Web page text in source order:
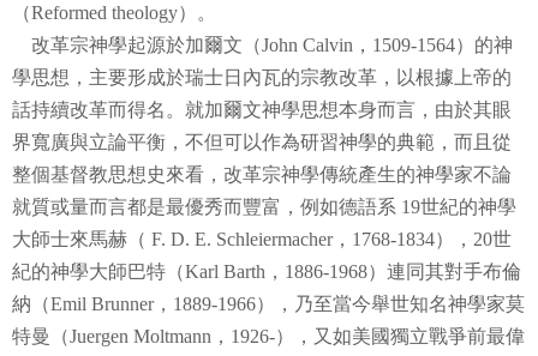
研究計畫
基研出版品
學術研究會議
（Reformed theology）。
改革宗神學起源於加爾文（John Calvin ， 1509-1564）的神
學思想，主要形成於瑞士日內瓦的宗教改革，以根據上帝的
話持續改革而得名。就加爾文神學思想本身而言，由於其眼
界寬廣與立論平衡，不但可以作為研習神學的典範，而且從
整個基督教思想史來看，改革宗神學傳統產生的神學家不論
就質或量而言都是最優秀而豐富，例如德語系 19世紀的神學
大師士來馬赫（ F. D. E. Schleiermacher， 1768-1834）， 20世
紀的神學大師巴特（Karl Barth ， 1886-1968）連同其對手布倫
納（Emil Brunner， 1889-1966），乃至當今舉世知名神學家莫
特曼（Juergen Moltmann ， 1926-），又如美國獨立戰爭前最偉